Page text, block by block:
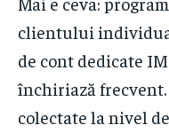
clientului
de cont dedicate
închiriază
colectate la nivel